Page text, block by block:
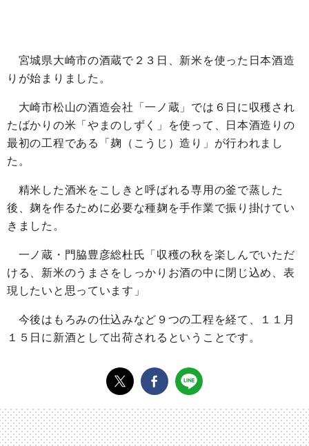
宮城県大崎市の酒蔵で２３日、新米を使った日本酒造
りが始まりました。
大崎市松山の酒造会社「一ノ蔵」では６日に収穫され
たばかりの米「やまのしずく」を使って、日本酒造りの
最初の工程である「麹（こうじ）造り」が行われまし
た。
精米した酒米をこしきと呼ばれる専用の釜で蒸した
後、麹を作るために必要な種麹を手作業で振り掛けてい
きました。
一ノ蔵・門脇豊彦総杜氏「収穫の秋を楽しんでいただ
ける、新米のうまさをしっかりお酒の中に閉じ込め、表
現したいと思っています」
今後はもろみの仕込みなど９つの工程を経て、１１月
１５日に新酒として出荷されるということです。